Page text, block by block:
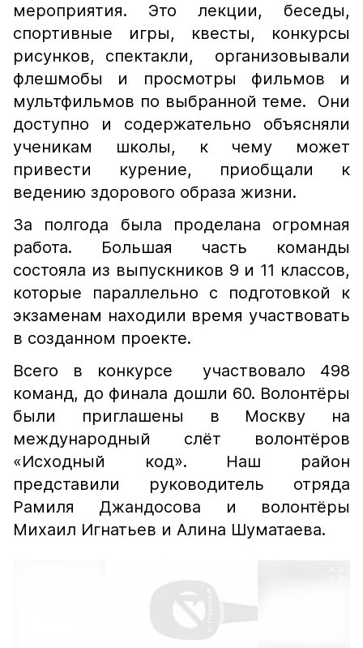
мероприятия. Это лекции, беседы,
спортивные игры, квесты, конкурсы
рисунков, спектакли, организовывали
флешмобы и просмотры фильмов и
мультфильмов по выбранной теме. Они
доступно и содержательно объясняли
ученикам школы, к чему может
привести курение, приобщали к
ведению здорового образа жизни.
За полгода была проделана огромная
работа. Большая часть команды
состояла из выпускников 9 и 11 классов,
которые параллельно с подготовкой к
экзаменам находили время участвовать
в созданном проекте.
Всего в конкурсе участвовало 498
команд, до финала дошли 60. Волонтёры
были приглашены в Москву на
международный слёт волонтёров
«Исходный код». Наш район
представили руководитель отряда
Рамиля Джандосова и волонтёры
Михаил Игнатьев и Алина Шуматаева.